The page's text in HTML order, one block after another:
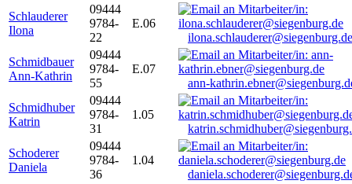
Schlauderer
Ilona
09444
9784-
22
E.06
ilona.schlauderer@siegenburg.de
Schmidbauer
Ann-Kathrin
09444
9784-
55
E.07
ann-
Schmidhuber
Katrin
09444
9784-
31
1.05
Schoderer
Daniela
09444
9784-
36
1.04